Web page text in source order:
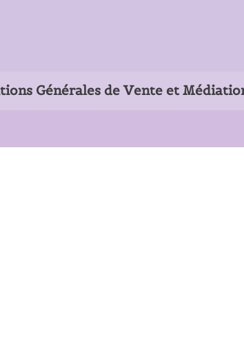
Générales de Vente et